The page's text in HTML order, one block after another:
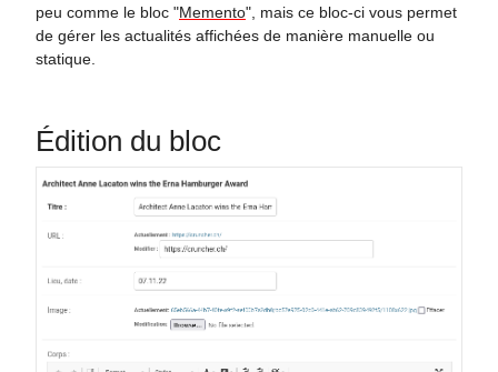
peu comme le bloc "Memento", mais ce bloc-ci vous permet
de gérer les actualités affichées de manière manuelle ou
statique.
Édition du bloc